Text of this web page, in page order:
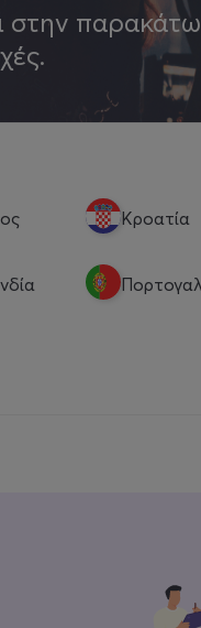
στην παρακάτω
Κροατία